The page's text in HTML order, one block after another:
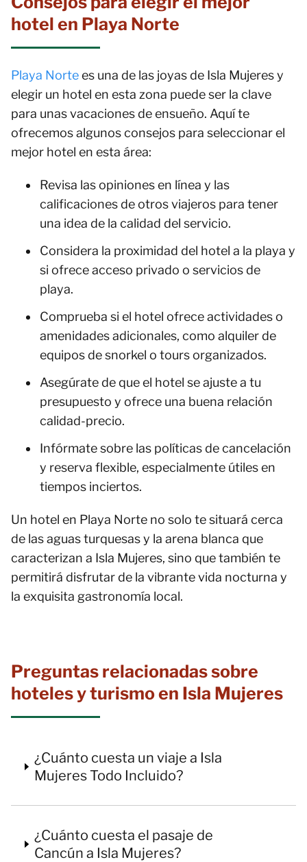
hotel en Playa Norte
Playa Nortees una de las joyas de Isla Mujeres y
elegir un hotel en esta zona puede ser la clave
para unas vacaciones de ensueño. Aquí te
ofrecemos algunos consejos para seleccionar el
mejor hotel en esta área:
Revisa las opiniones en línea y las
calificaciones de otros viajeros para tener
una idea de la calidad del servicio.
Considera la proximidad del hotel a la playa y
si ofrece acceso privado o servicios de
playa.
Comprueba si el hotel ofrece actividades o
amenidades adicionales, como alquiler de
equipos de snorkel o tours organizados.
Asegúrate de que el hotel se ajuste a tu
presupuesto y ofrece una buena relación
calidad-precio.
Infórmate sobre las políticas de cancelación
y reserva flexible, especialmente útiles en
tiempos inciertos.
Un hotel en Playa Norte no solo te situará cerca
de las aguas turquesas y la arena blanca que
caracterizan a Isla Mujeres, sino que también te
permitirá disfrutar de la vibrante vida nocturna y
la exquisita gastronomía local.
Preguntas relacionadas sobre
hoteles y turismo en Isla Mujeres
¿Cuánto cuesta un viaje a Isla
Mujeres Todo Incluido?
¿Cuánto cuesta el pasaje de
Cancún a Isla Mujeres?